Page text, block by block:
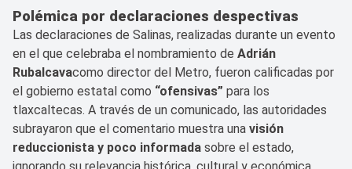
Polémica por declaraciones despectivas
Las declaraciones de Salinas, realizadas durante un evento
en el que celebraba el nombramiento de Adrián
Rubalcavacomo director del Metro, fueron calificadas por
el gobierno estatal como “ofensivas” para los
tlaxcaltecas. A través de un comunicado, las autoridades
subrayaron que el comentario muestra una visión
reduccionista y poco informada sobre el estado,